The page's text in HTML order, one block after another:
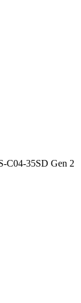
C04-35SD Gen 2